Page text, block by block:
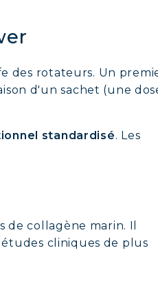
des rotateurs. Un
d'un sachet (une
standardisé. Les
collagène marin. Il
cliniques de plus